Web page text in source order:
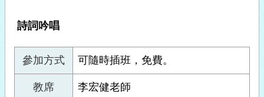
詩詞吟唱
參加方式 可隨時插班，免費。
教席 李宏健老師